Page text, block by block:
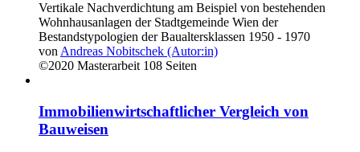
Vertikale Nachverdichtung am Beispiel von bestehenden
Wohnhausanlagen der Stadtgemeinde Wien der
Bestandstypologien der Baualtersklassen 1950 - 1970
von Andreas Nobitschek (Autor:in)
©2020 Masterarbeit 108 Seiten
Immobilienwirtschaftlicher Vergleich von
Bauweisen